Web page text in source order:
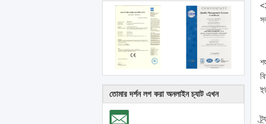
তোমার দর্শন লগ করা অনলাইন চ্যাট এখন